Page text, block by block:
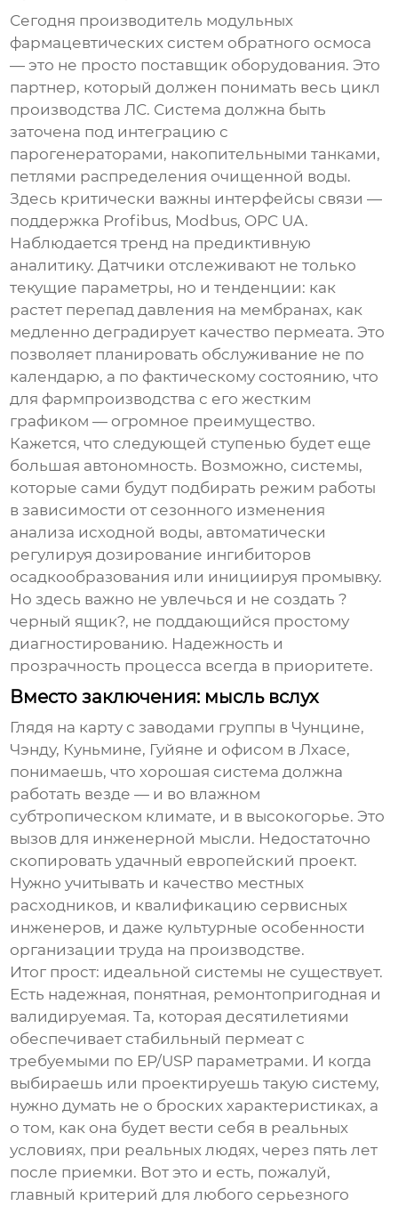
Сегодня производитель модульных
фармацевтических систем обратного осмоса
— это не просто поставщик оборудования. Это
партнер, который должен понимать весь цикл
производства ЛС. Система должна быть
заточена под интеграцию с
парогенераторами, накопительными танками,
петлями распределения очищенной воды.
Здесь критически важны интерфейсы связи —
поддержка Profibus, Modbus, OPC UA.
Наблюдается тренд на предиктивную
аналитику. Датчики отслеживают не только
текущие параметры, но и тенденции: как
растет перепад давления на мембранах, как
медленно деградирует качество пермеата. Это
позволяет планировать обслуживание не по
календарю, а по фактическому состоянию, что
для фармпроизводства с его жестким
графиком — огромное преимущество.
Кажется, что следующей ступенью будет еще
большая автономность. Возможно, системы,
которые сами будут подбирать режим работы
в зависимости от сезонного изменения
анализа исходной воды, автоматически
регулируя дозирование ингибиторов
осадкообразования или инициируя промывку.
Но здесь важно не увлечься и не создать ?
черный ящик?, не поддающийся простому
диагностированию. Надежность и
прозрачность процесса всегда в приоритете.
Вместо заключения: мысль вслух
Глядя на карту с заводами группы в Чунцине,
Чэнду, Куньмине, Гуйяне и офисом в Лхасе,
понимаешь, что хорошая система должна
работать везде — и во влажном
субтропическом климате, и в высокогорье. Это
вызов для инженерной мысли. Недостаточно
скопировать удачный европейский проект.
Нужно учитывать и качество местных
расходников, и квалификацию сервисных
инженеров, и даже культурные особенности
организации труда на производстве.
Итог прост: идеальной системы не существует.
Есть надежная, понятная, ремонтопригодная и
валидируемая. Та, которая десятилетиями
обеспечивает стабильный пермеат с
требуемыми по EP/USP параметрами. И когда
выбираешь или проектируешь такую систему,
нужно думать не о броских характеристиках, а
о том, как она будет вести себя в реальных
условиях, при реальных людях, через пять лет
после приемки. Вот это и есть, пожалуй,
главный критерий для любого серьезного